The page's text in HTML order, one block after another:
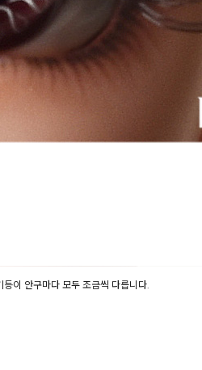
이 안구마다 모두 조금씩 다릅니다.